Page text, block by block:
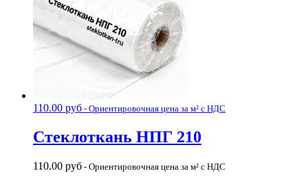
110.00 руб - Ориентировочная цена за м² с НДС
Стеклоткань НПГ 210
110.00 руб - Ориентировочная цена за м² с НДС